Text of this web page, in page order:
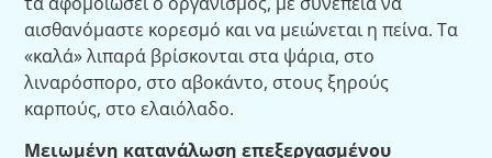
αισθανόμαστε κορεσμό και να μειώνεται η πείνα. Τα
«καλά» λιπαρά βρίσκονται στα ψάρια, στο
λιναρόσπορο, στο αβοκάντο, στους ξηρούς
καρπούς, στο ελαιόλαδο.
Μειωμένη κατανάλωση επεξεργασμένου